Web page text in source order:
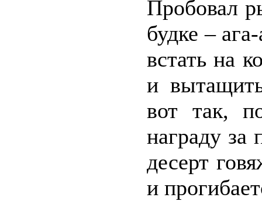
Пробовал
будке –
встать на
и
вот так,
награду
десерт
и